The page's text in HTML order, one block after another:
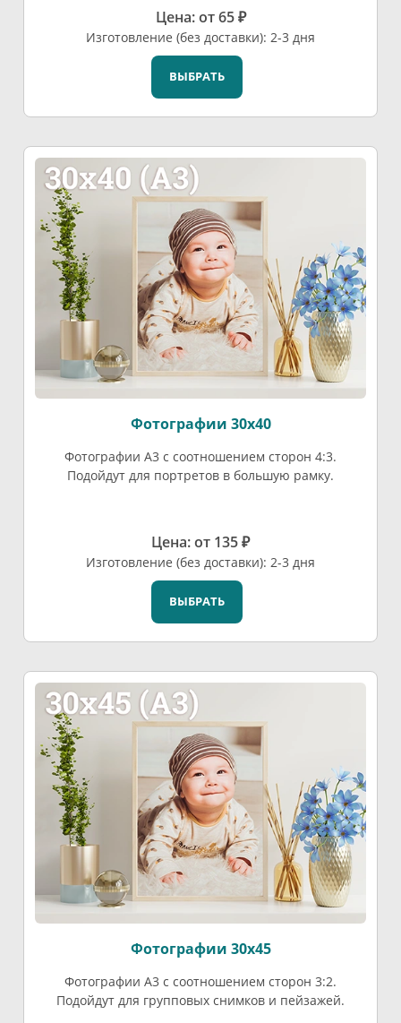
Цена: от 65 ₽
Изготовление (без доставки): 2-3 дня
ВЫБРАТЬ
Фотографии 30х40
Фотографии А3 с соотношением сторон 4:3.
Подойдут для портретов в большую рамку.
Цена: от 135 ₽
Изготовление (без доставки): 2-3 дня
ВЫБРАТЬ
Фотографии 30х45
Фотографии А3 с соотношением сторон 3:2.
Подойдут для групповых снимков и пейзажей.